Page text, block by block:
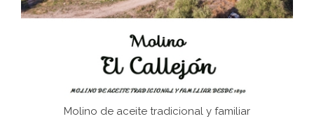
Historia y vivencias del poblado de Los Hurones
Molino de aceite tradicional y familiar